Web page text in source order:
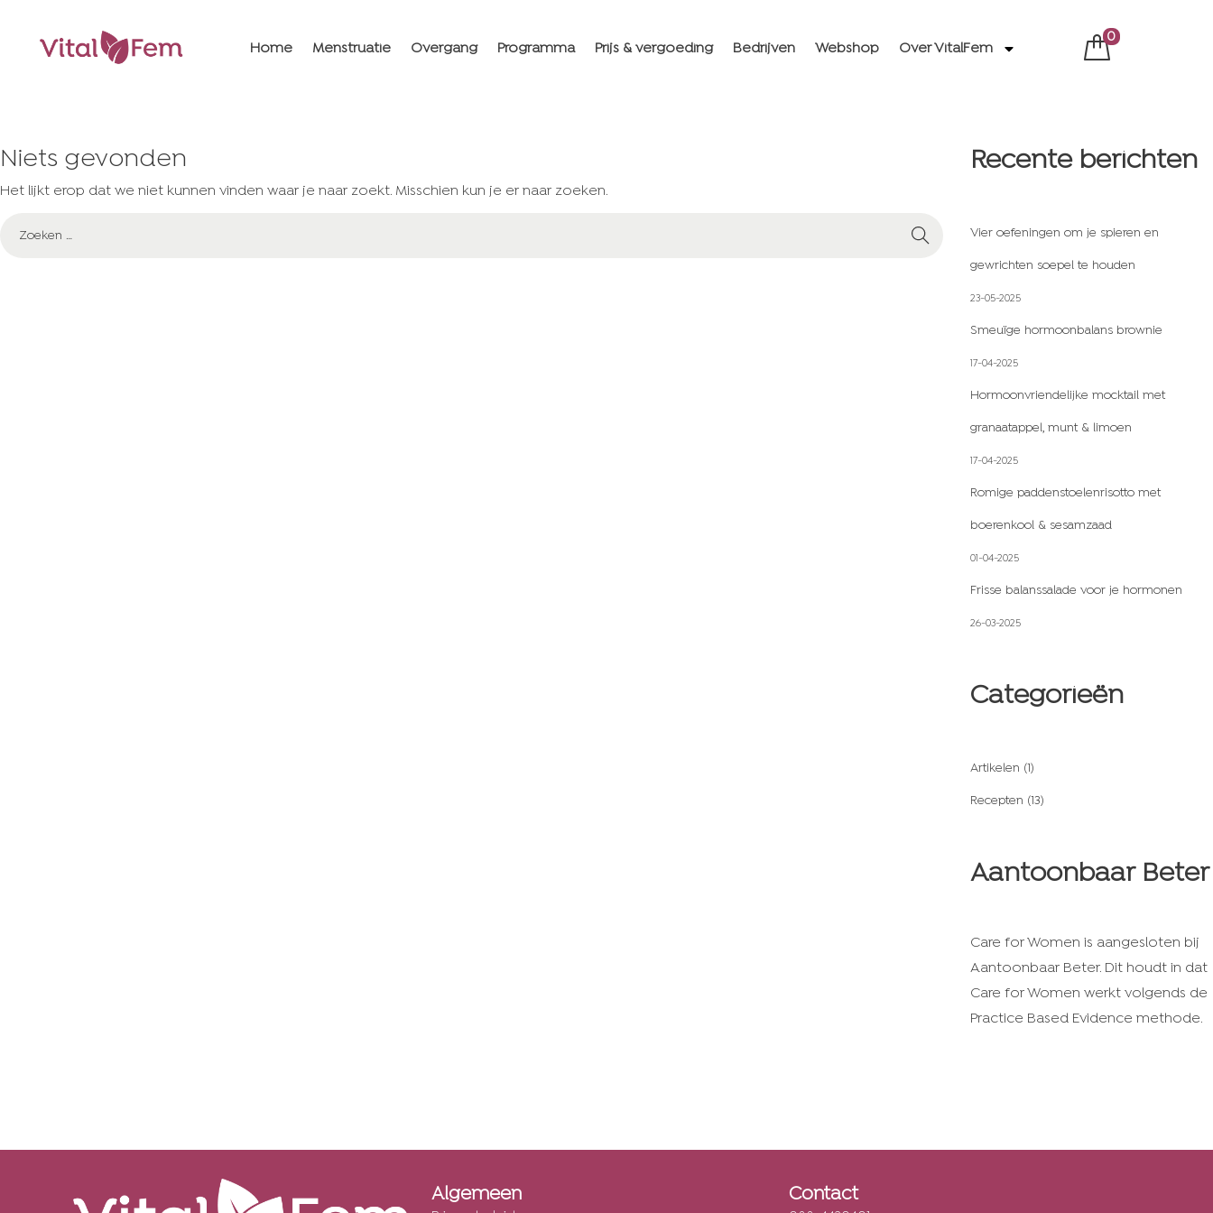
Home Menstruatie Overgang Programma Prijs & vergoeding Bedrijven Webshop Over VitalFem
0
Niets gevonden
Het lijkt erop dat we niet kunnen vinden waar je naar zoekt. Misschien kun je er naar zoeken.
Recente berichten
Vier oefeningen om je spieren en
gewrichten soepel te houden
23-05-2025
Smeuïge hormoonbalans brownie
17-04-2025
Hormoonvriendelijke mocktail met
granaatappel, munt & limoen
17-04-2025
Romige paddenstoelenrisotto met
boerenkool & sesamzaad
01-04-2025
Frisse balanssalade voor je hormonen
26-03-2025
Categorieën
Artikelen (1)
Recepten (13)
Aantoonbaar Beter
Care for Women is aangesloten bij
Aantoonbaar Beter. Dit houdt in dat
Care for Women werkt volgends de
Practice Based Evidence methode.
Algemeen Contact